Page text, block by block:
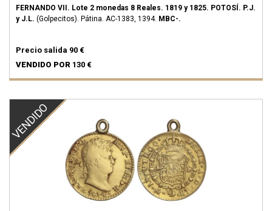
FERNANDO VII. Lote 2 monedas 8 Reales. 1819 y 1825. POTOSÍ. P.J.
y J.L. (Golpecitos). Pátina. AC-1383, 1394. MBC-.
Precio salida 90 €
VENDIDO POR 130 €
VENDIDO